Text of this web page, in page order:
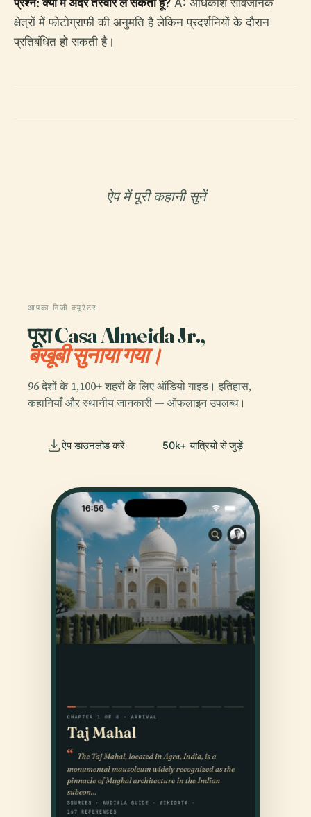
प्रश्न: क्या मैं अंदर तस्वीरें ले सकता हूँ? A: अधिकांश सार्वजनिक
क्षेत्रों में फोटोग्राफी की अनुमति है लेकिन प्रदर्शनियों के दौरान
प्रतिबंधित हो सकती है।
ऐप में पूरी कहानी सुनें
आपका निजी क्यूरेटर
पूरा Casa Almeida Jr.,
बखूबी सुनाया गया।
96 देशों के 1,100+ शहरों के लिए ऑडियो गाइड। इतिहास,
कहानियाँ और स्थानीय जानकारी — ऑफलाइन उपलब्ध।
ऐप डाउनलोड करें 50k+ यात्रियों से जुड़ें